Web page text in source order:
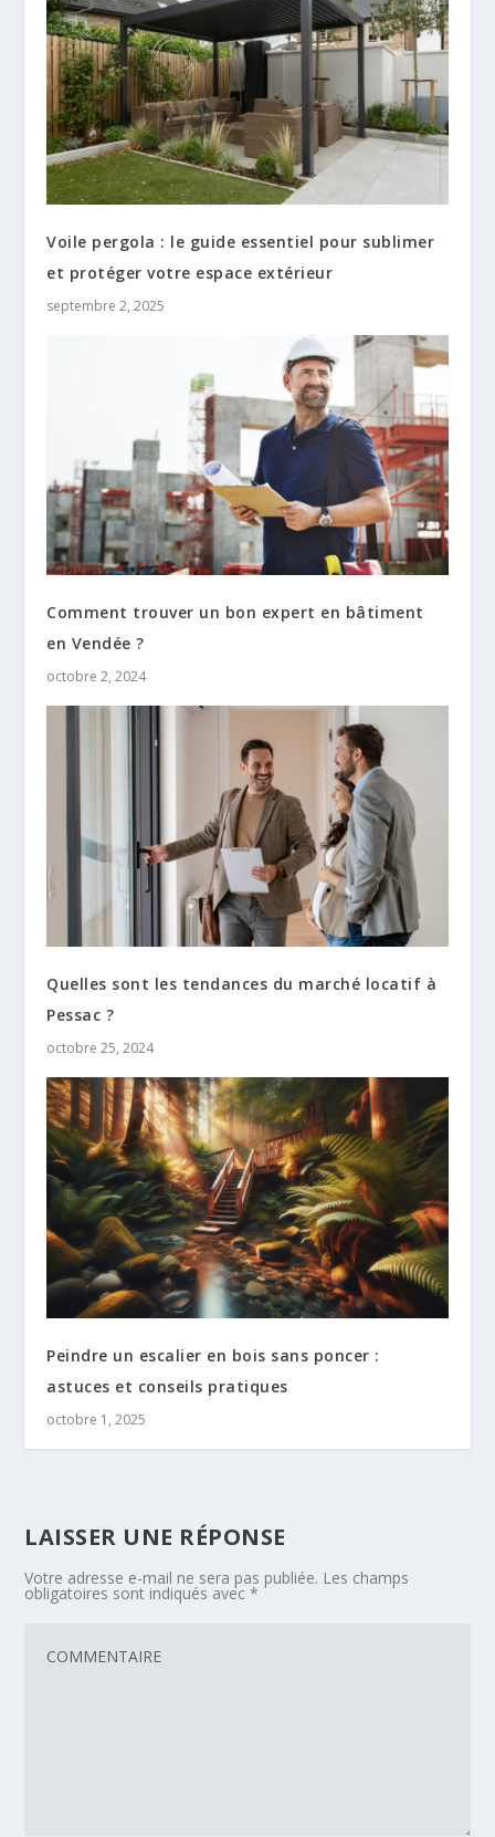
Voile pergola : le guide essentiel pour sublimer
et protéger votre espace extérieur
septembre 2, 2025
Comment trouver un bon expert en bâtiment
en Vendée ?
octobre 2, 2024
Quelles sont les tendances du marché locatif à
Pessac ?
octobre 25, 2024
Peindre un escalier en bois sans poncer :
astuces et conseils pratiques
octobre 1, 2025
LAISSER UNE RÉPONSE
Votre adresse e-mail ne sera pas publiée. Les champs
obligatoires sont indiqués avec*